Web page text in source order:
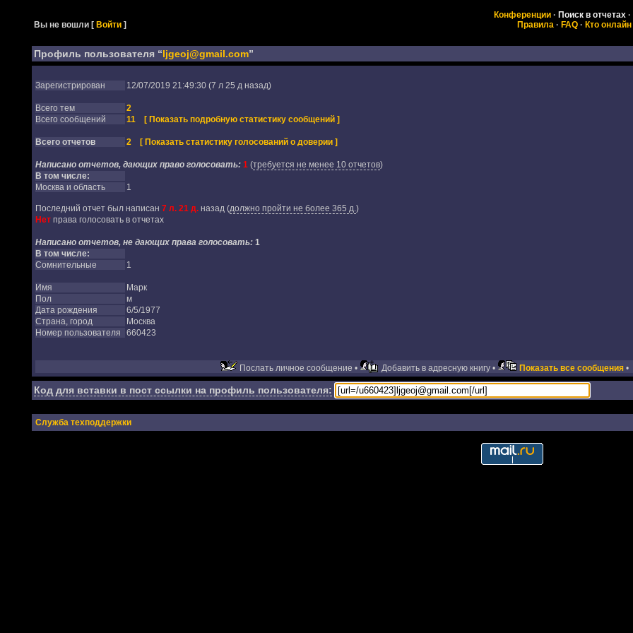
Вы не вошли [Войти ]
Конференции· Поиск в отчетах·
Правила · FAQ · Кто онлайн
Профиль пользователя “ljgeoj@gmail.com”
Зарегистрирован 12/07/2019 21:49:30 (7 л 25 д назад)
Всего тем
2
Всего сообщений
11 [ Показать подробную статистику сообщений ]
Всего отчетов 2 [ Показать статистику голосований о доверии ]
Написано отчетов, дающих право голосовать: 1(требуется не менее 10 отчетов)
В том числе:
Москва и область
1
Последний отчет был написан 7 л. 21 д.назад(должно пройти не более 365 д.)
Нетправа голосовать в отчетах
Написано отчетов, не дающих права голосовать: 1
В том числе:
Сомнительные
1
Имя
Марк
Пол
м
Дата рождения
6/5/1977
Страна, город
Москва
Номер пользователя
660423
Послать личное сообщение • Добавить в адресную книгу • Показать все сообщения•
Код для вставки в пост ссылки на профиль пользователя:
Служба техподдержки